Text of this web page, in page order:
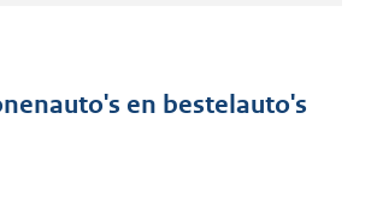
en bestelauto's